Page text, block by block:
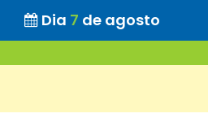
Dia 7 de agosto